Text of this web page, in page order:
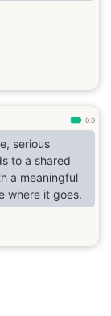
0.9
serious
to a shared
a meaningful
where it goes.